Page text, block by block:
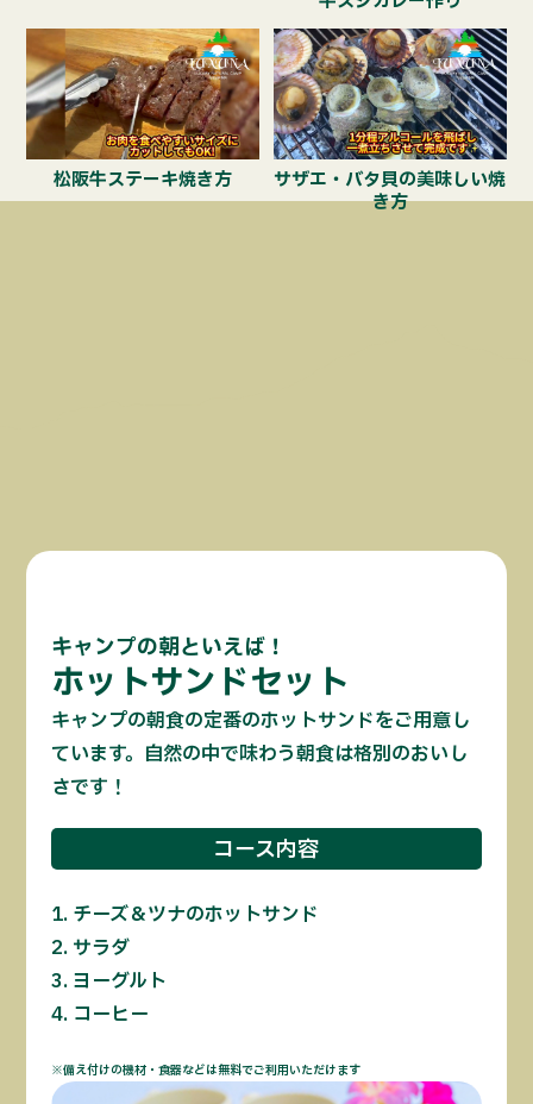
松阪牛ステーキ焼き方
サザエ・バタ貝の美味しい焼
き方
キャンプの朝といえば！
ホットサンドセット
キャンプの朝食の定番のホットサンドをご用意し
ています。自然の中で味わう朝食は格別のおいし
さです！
コース内容
チーズ＆ツナのホットサンド
サラダ
ヨーグルト
コーヒー
※備え付けの機材・食器などは無料でご利用いただけます